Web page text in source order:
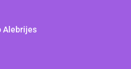
Alebrijes